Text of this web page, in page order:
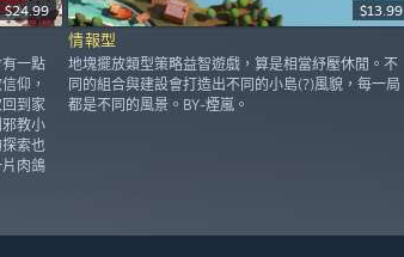
$24.99
一點
仰，
到家
教小
索也
肉鴿
$13.99
情報型
地塊擺放類型策略益智遊戲，算是相當紓壓休閒。不
同的組合與建設會打造出不同的小島(?)風貌，每一局
都是不同的風景。BY-煙嵐。